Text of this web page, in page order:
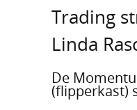
Trading
Linda
De
(flipperkast)